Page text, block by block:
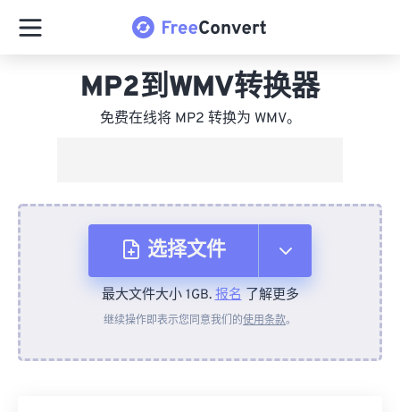
MP2到WMV转换器
免费在线将 MP2 转换为 WMV。
选择文件
从设备
最大文件大小 1GB.报名了解更多
继续操作即表示您同意我们的使用条款。